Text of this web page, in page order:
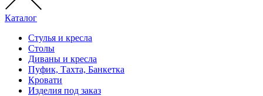
Каталог
Стулья и кресла
Столы
Диваны и кресла
Пуфик, Тахта, Банкетка
Кровати
Изделия под заказ